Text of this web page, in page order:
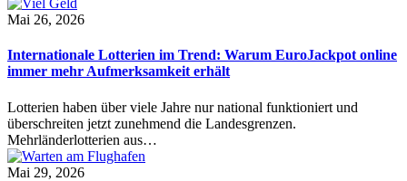
Mai 26, 2026
Internationale Lotterien im Trend: Warum EuroJackpot online
immer mehr Aufmerksamkeit erhält
Lotterien haben über viele Jahre nur national funktioniert und
überschreiten jetzt zunehmend die Landesgrenzen.
Mehrländerlotterien aus…
Mai 29, 2026